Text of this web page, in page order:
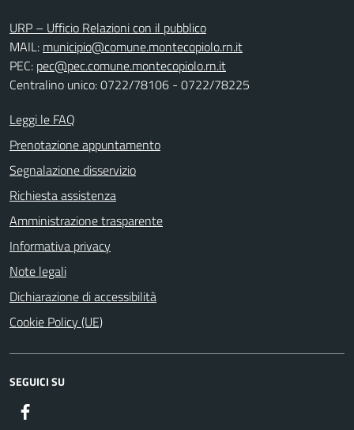
URP – Ufficio Relazioni con il pubblico
MAIL: municipio@comune.montecopiolo.rn.it
PEC: pec@pec.comune.montecopiolo.rn.it
Centralino unico: 0722/78106 - 0722/78225
Leggi le FAQ
Prenotazione appuntamento
Segnalazione disservizio
Richiesta assistenza
Amministrazione trasparente
Informativa privacy
Note legali
Dichiarazione di accessibilità
Cookie Policy (UE)
SEGUICI SU